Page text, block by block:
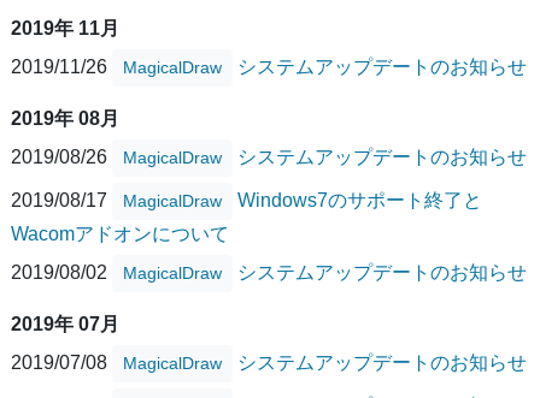
2019年 11月
2019/11/26
MagicalDraw システムアップデートのお知らせ
2019年 08月
2019/08/26
MagicalDraw システムアップデートのお知らせ
2019/08/17 MagicalDraw
Windows7のサポート終了と
Wacomアドオンについて
2019/08/02
MagicalDraw システムアップデートのお知らせ
2019年 07月
2019/07/08
MagicalDraw システムアップデートのお知らせ